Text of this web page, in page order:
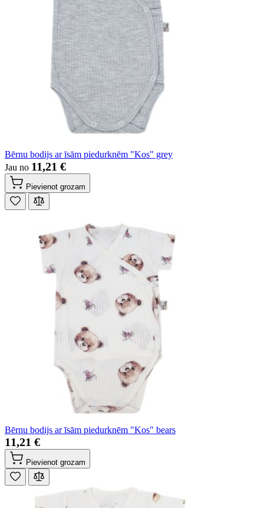
Bērnu bodijs ar īsām piedurknēm "Kos" grey
Jau no 11,21 €
Pievienot grozam
Bērnu bodijs ar īsām piedurknēm "Kos" bears
11,21 €
Pievienot grozam